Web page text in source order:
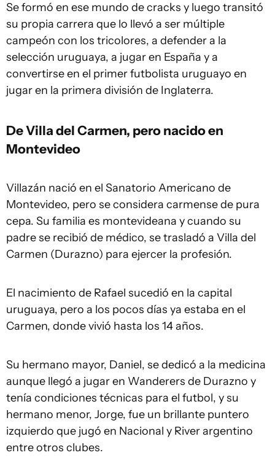
Se formó en ese mundo de cracks y luego transitó
su propia carrera que lo llevó a ser múltiple
campeón con los tricolores, a defender a la
selección uruguaya, a jugar en España y a
convertirse en el primer futbolista uruguayo en
jugar en la primera división de Inglaterra.
De Villa del Carmen, pero nacido en
Montevideo
Villazán nació en el Sanatorio Americano de
Montevideo, pero se considera carmense de pura
cepa. Su familia es montevideana y cuando su
padre se recibió de médico, se trasladó a Villa del
Carmen (Durazno) para ejercer la profesión.
El nacimiento de Rafael sucedió en la capital
uruguaya, pero a los pocos días ya estaba en el
Carmen, donde vivió hasta los 14 años.
Su hermano mayor, Daniel, se dedicó a la medicina
aunque llegó a jugar en Wanderers de Durazno y
tenía condiciones técnicas para el futbol, y su
hermano menor, Jorge, fue un brillante puntero
izquierdo que jugó en Nacional y River argentino
entre otros clubes.